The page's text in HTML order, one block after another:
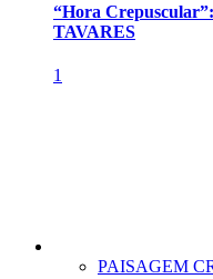
“Hora
TAVARES
1
PAISAGEM